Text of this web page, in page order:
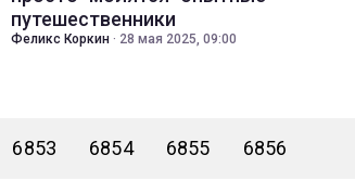
путешественники
Феликс Коркин · 28 мая 2025, 09:00
6853 6854 6855 6856